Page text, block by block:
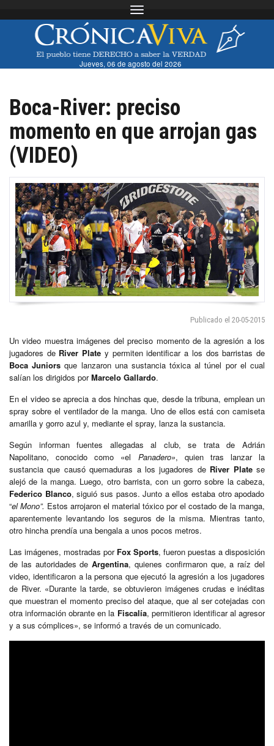
Toggle navigation
Jueves, 06 de agosto del 2026
Boca-River: preciso
momento en que arrojan gas
(VIDEO)
Publicado el 20-05-2015
Un video muestra imágenes del preciso momento de la agresión a los
jugadores de River Plate y permiten identificar a los dos barristas de
Boca Juniors que lanzaron una sustancia tóxica al túnel por el cual
salían los dirigidos porMarcelo Gallardo.
En el video se aprecia a dos hinchas que, desde la tribuna, emplean un
spray sobre el ventilador de la manga. Uno de ellos está con camiseta
amarilla y gorro azul y, mediante el spray, lanza la sustancia.
Según informan fuentes allegadas al club, se trata de Adrián
Napolitano, conocido como «el Panadero», quien tras lanzar la
sustancia que causó quemaduras a los jugadores de River Platese
alejó de la manga. Luego, otro barrista, con un gorro sobre la cabeza,
Federico Blanco, siguió sus pasos. Junto a ellos estaba otro apodado
“el Mono”. Estos arrojaron el material tóxico por el costado de la manga,
aparentemente levantando los seguros de la misma. Mientras tanto,
otro hincha prendía una bengala a unos pocos metros.
Las imágenes, mostradas por Fox Sports, fueron puestas a disposición
de las autoridades deArgentina, quienes confirmaron que, a raíz del
video, identificaron a la persona que ejecutó la agresión a los jugadores
de River. «Durante la tarde, se obtuvieron imágenes crudas e inéditas
que muestran el momento preciso del ataque, que al ser cotejadas con
otra información obrante en la Fiscalía, permitieron identificar al agresor
y a sus cómplices», se informó a través de un comunicado.